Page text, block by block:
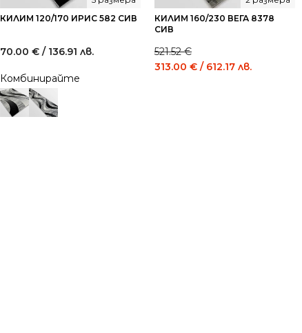
КИЛИМ 120/170 ИРИС 582 СИВ
70.00 € / 136.91 лв.
Комбинирайте
КИЛИМ 160/230 ВЕГА 8378
СИВ
521.52€
Original
313.00 € / 612.17 лв.